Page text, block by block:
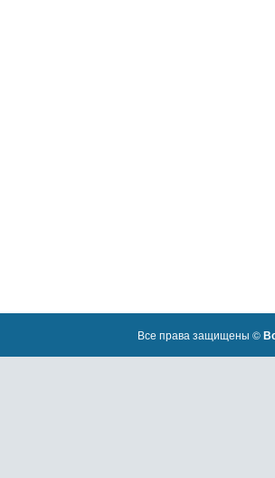
Все права защищены ©